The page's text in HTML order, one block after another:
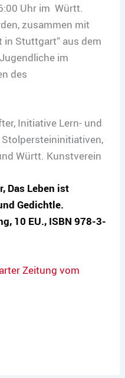
Uhr im Württ.
zusammen mit
in Stuttgart“ aus dem
im
des
Initiative Lern- und
Stolpersteininitiativen,
Württ. Kunstverein
Das Leben ist
Gedichtle.
10 EU., ISBN 978-3-
Zeitung vom